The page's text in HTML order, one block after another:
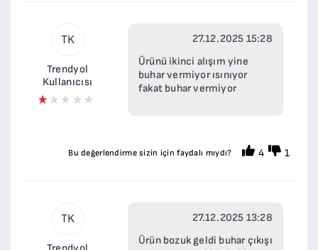
TK
Trendyol
Kullanıcısı
27.12.2025 15:28
Ürünü ikinci alışım yine
buhar vermiyor ısınıyor
fakat buhar vermiyor
Bu değerlendirme sizin için faydalı mıydı? 4 1
TK
27.12.2025 13:28
Ürün bozuk geldi buhar çıkışı